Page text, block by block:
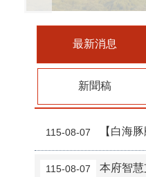
最新消息
新聞稿
115-08-07 【白海豚颱
115-08-07 本府智慧支付平台將於115